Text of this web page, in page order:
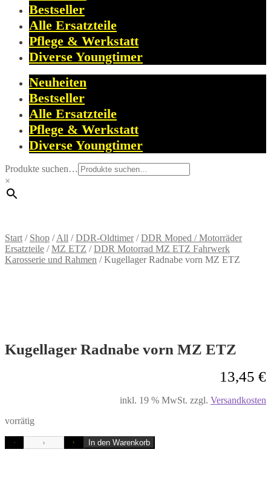
Bestseller
Alle Ersatzteile
Pflege & Werkstatt
Diverse Youngtimer
Neuheiten
Bestseller
Alle Ersatzteile
Pflege & Werkstatt
Diverse Youngtimer
Produkte suchen…
×
Start / Shop /All /DDR-Oldtimer/DDR Moped / Motorräder
Ersatzteile /MZ ETZ /DDR Motorrad MZ ETZ Fahrwerk
Karosserie und Rahmen /Kugellager Radnabe vorn MZ ETZ
Kugellager Radnabe vorn MZ ETZ
13,45 €
inkl. 19 % MwSt. zzgl. Versandkosten
vorrätig
- + In den Warenkorb